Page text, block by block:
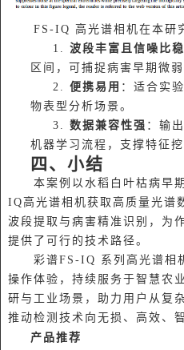
FS-IQ 高光谱相机在本研
1. 波段丰富且信噪比
区间，可捕捉病害早期微弱
2. 便携易用 ：适合实
物表型分析场景。
3. 数据兼容性强 ：输
机器学习流程，支撑特征挖
四、小结
本案例以水稻白叶枯病早
IQ高光谱相机获取高质量光谱
波段提取与病害精准识别，为
提供了可行的技术路径。
彩谱FS-IQ 系列高光谱相
操作体验，持续服务于智慧农
研与工业场景，助力用户从复
推动检测技术向无损、高效、
产品推荐